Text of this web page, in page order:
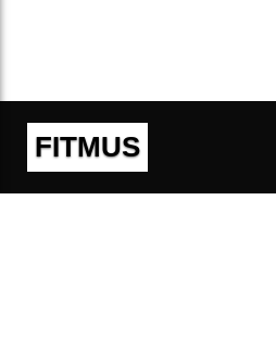
FITMUS